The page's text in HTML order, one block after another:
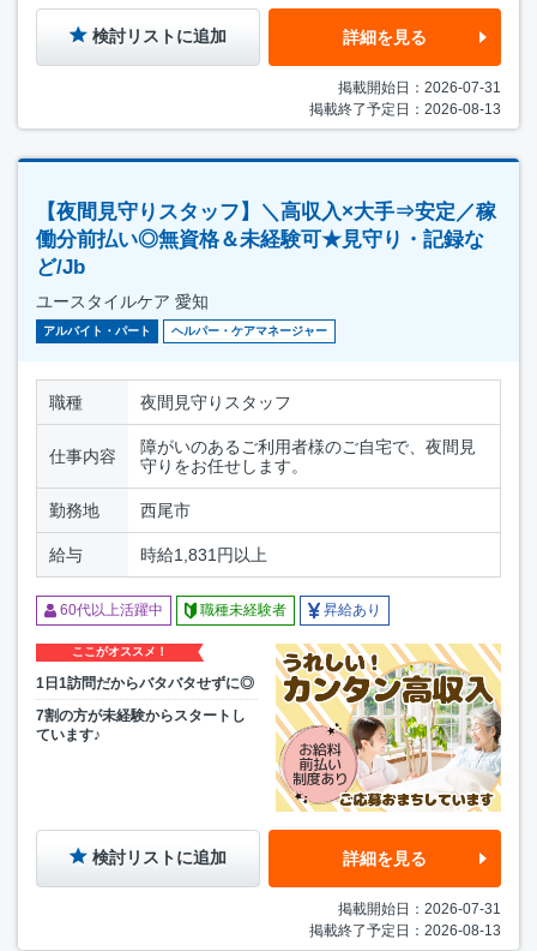
検討リストに追加 詳細を見る
掲載開始日：2026-07-31
掲載終了予定日：2026-08-13
【夜間見守りスタッフ】＼高収入×大手⇒安定／稼
働分前払い◎無資格＆未経験可★見守り・記録な
ど/Jb
ユースタイルケア 愛知
アルバイト・パート ヘルパー・ケアマネージャー
職種 夜間見守りスタッフ
仕事内容
障がいのあるご利用者様のご自宅で、夜間見
守りをお任せします。
勤務地 西尾市
給与 時給1,831円以上
60代以上活躍中 職種未経験者 昇給あり
ここがオススメ！
1日1訪問だからバタバタせずに◎
7割の方が未経験からスタートし
ています♪
検討リストに追加 詳細を見る
掲載開始日：2026-07-31
掲載終了予定日：2026-08-13